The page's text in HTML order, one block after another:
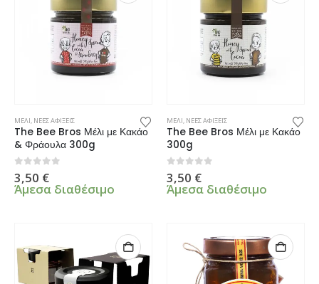
ΜΕΛΙ, ΝΕΕΣ ΑΦΙΞΕΙΣ
The Bee Bros Μέλι με Κακάο
& Φράουλα 300g
0 από 5
3,50 €
Άμεσα διαθέσιμο
ΜΕΛΙ, ΝΕΕΣ ΑΦΙΞΕΙΣ
The Bee Bros Μέλι με Κακάο
300g
0 από 5
3,50 €
Άμεσα διαθέσιμο